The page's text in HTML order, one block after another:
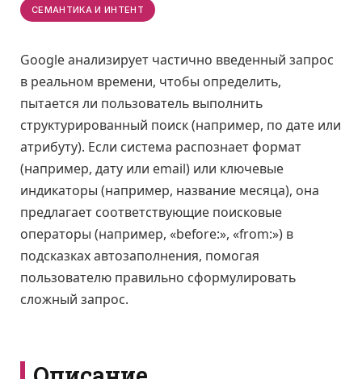
СЕМАНТИКА И ИНТЕНТ
Google анализирует частично введенный запрос
в реальном времени, чтобы определить,
пытается ли пользователь выполнить
структурированный поиск (например, по дате или
атрибуту). Если система распознает формат
(например, дату или email) или ключевые
индикаторы (например, название месяца), она
предлагает соответствующие поисковые
операторы (например, «before:», «from:») в
подсказках автозаполнения, помогая
пользователю правильно сформулировать
сложный запрос.